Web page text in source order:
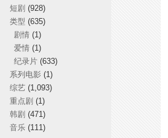
短剧 (928)
类型 (635)
剧情(1)
爱情(1)
纪录片(633)
系列电影 (1)
综艺 (1,093)
重点剧 (1)
韩剧 (471)
音乐 (111)